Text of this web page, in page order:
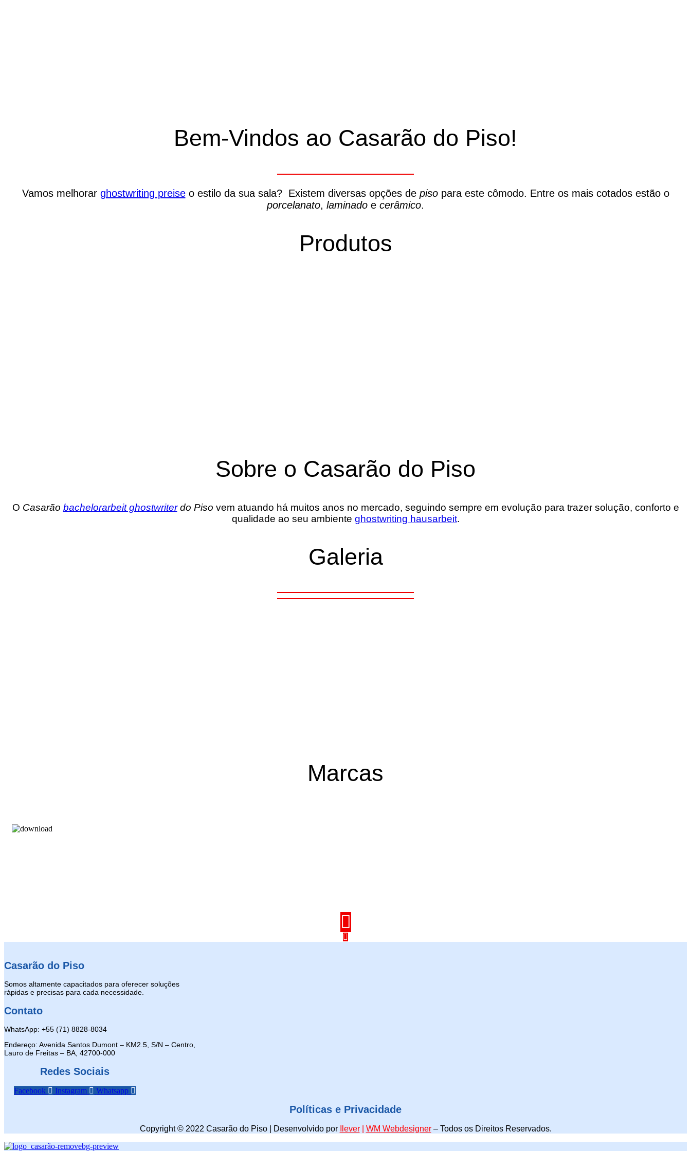
Bem-Vindos ao Casarão do Piso!
Vamos melhorar ghostwriting preiseo estilo da sua sala? Existem diversas opções de pisopara este cômodo. Entre os mais cotados estão o
porcelanato, laminado e cerâmico.
Produtos
Sobre o Casarão do Piso
O Casarão bachelorarbeit ghostwriterdo Piso vem atuando há muitos anos no mercado, seguindo sempre em evolução para trazer solução, conforto e
qualidade ao seu ambiente ghostwriting hausarbeit.
Galeria
Marcas
Casarão do Piso
Somos altamente capacitados para oferecer soluções
rápidas e precisas para cada necessidade.
Contato
WhatsApp: +55 (71) 8828-8034
Endereço: Avenida Santos Dumont – KM2.5, S/N – Centro,
Lauro de Freitas – BA, 42700-000
Redes Sociais
Facebook Instagram Whatsapp
Políticas e Privacidade
Copyright © 2022 Casarão do Piso | Desenvolvido por Ilever| WM Webdesigner – Todos os Direitos Reservados.